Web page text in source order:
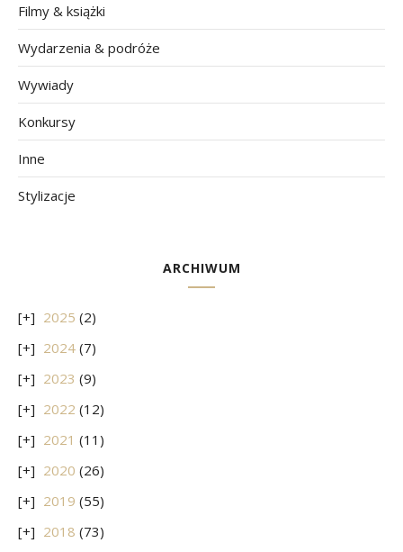
Filmy & książki
Wydarzenia & podróże
Wywiady
Konkursy
Inne
Stylizacje
ARCHIWUM
2025 (2)
2024 (7)
2023 (9)
2022 (12)
2021 (11)
2020 (26)
2019 (55)
2018 (73)